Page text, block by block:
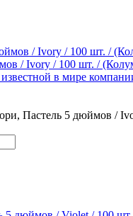
/ Ivory / 100 шт. /
в мире
Пастель 5 дюймов /